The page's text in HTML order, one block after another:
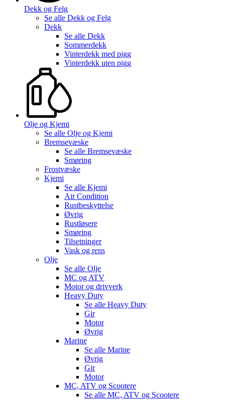
Dekk og Felg
Se alle Dekk og Felg
Dekk
Se alle Dekk
Sommerdekk
Vinterdekk med pigg
Vinterdekk uten pigg
Olje og Kjemi
Se alle Olje og Kjemi
Bremsevæske
Se alle Bremsevæske
Smøring
Frostvæske
Kjemi
Se alle Kjemi
Air Condition
Rustbeskyttelse
Øvrig
Rustløsere
Smøring
Tilsetninger
Vask og rens
Olje
Se alle Olje
MC og ATV
Motor og drivverk
Heavy Duty
Se alle Heavy Duty
Gir
Motor
Øvrig
Marine
Se alle Marine
Øvrig
Gir
Motor
MC, ATV og Scootere
Se alle MC, ATV og Scootere